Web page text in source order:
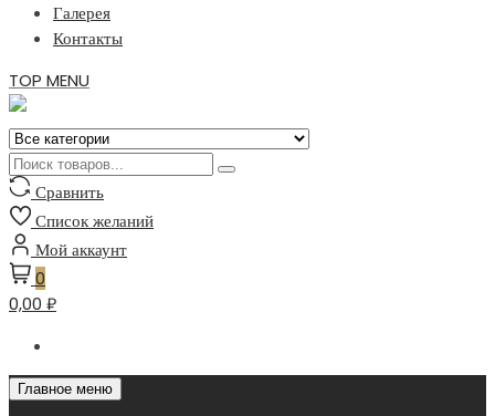
Галерея
Контакты
TOP MENU
Сравнить
Список желаний
Мой аккаунт
0
0,00 ₽
Главное меню